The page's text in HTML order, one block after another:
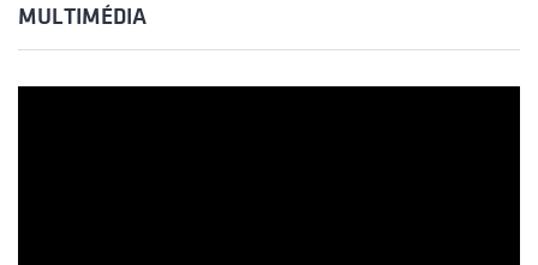
MULTIMÉDIA